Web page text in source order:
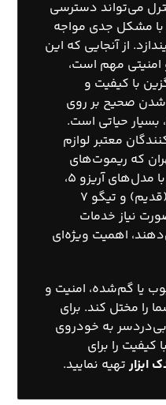
می‌تواند دسترسی
با مشکل جدی مواجه
از آنجایی که این
مهم است،
با کیفیت و
شدن صحیح بر روی
بسیار حیاتی است.
معتبر لوازم
که ریموت‌های
اصلی یا مورد تایید و سازگار با مدل‌های آریزو ۵،
آریزو ۶، آریزو ۶ پرو، تیگو ۵ (قدیم) و تیگو ۷
نیاز خدمات
اهمیت ویژه‌ای
یا گم‌شده، امنیت و
را مختل کند. برای
به خودروی
را برای
ابزارتهیه نمایید.